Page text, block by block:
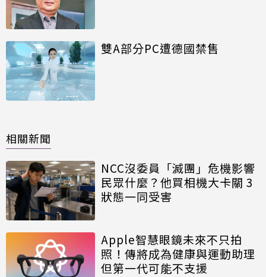
雙A部分PC遭德國禁售
相關新聞
NCC沒委員「滅團」危機影響
民眾什麼？他買相機大卡關 3
狀態一同受害
Apple智慧眼鏡未來不只拍
照！傳將成為健康與運動助理
但第一代可能不支援